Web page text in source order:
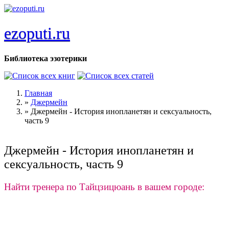
Перейти к основному содержанию
ezoputi.ru
Библиотека эзотерики
Вы здесь
Главная
» Джермейн
» Джермейн - История инопланетян и сексуальность,
часть 9
Джермейн - История инопланетян и
сексуальность, часть 9
Найти тренера по Тайцзицюань в вашем городе: